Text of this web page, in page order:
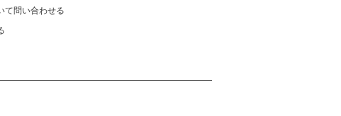
て問い合わせる